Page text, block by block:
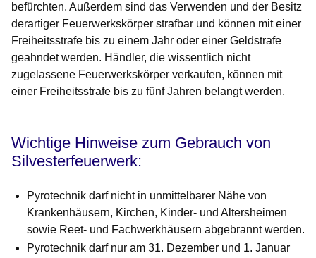
befürchten. Außerdem sind das Verwenden und der Besitz
derartiger Feuerwerkskörper strafbar und können mit einer
Freiheitsstrafe bis zu einem Jahr oder einer Geldstrafe
geahndet werden. Händler, die wissentlich nicht
zugelassene Feuerwerkskörper verkaufen, können mit
einer Freiheitsstrafe bis zu fünf Jahren belangt werden.
Wichtige Hinweise zum Gebrauch von
Silvesterfeuerwerk:
Pyrotechnik darf nicht in unmittelbarer Nähe von
Krankenhäusern, Kirchen, Kinder- und Altersheimen
sowie Reet- und Fachwerkhäusern abgebrannt werden.
Pyrotechnik darf nur am 31. Dezember und 1. Januar